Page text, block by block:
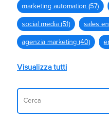
marketing automation (57)
social media (51) sales
agenzia marketing (40)
Visualizza tutti